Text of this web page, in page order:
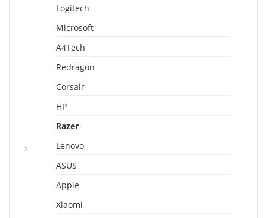
Logitech
Microsoft
A4Tech
Redragon
Corsair
HP
Razer
Lenovo
ASUS
Apple
Xiaomi